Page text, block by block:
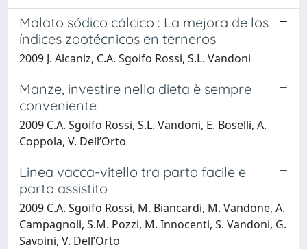
Malato sódico cálcico : La mejora de los
índices zootécnicos en terneros
2009 J. Alcaniz, C.A. Sgoifo Rossi, S.L. Vandoni
Manze, investire nella dieta è sempre
conveniente
2009 C.A. Sgoifo Rossi, S.L. Vandoni, E. Boselli, A.
Coppola, V. Dell’Orto
Linea vacca-vitello tra parto facile e
parto assistito
2009 C.A. Sgoifo Rossi, M. Biancardi, M. Vandone, A.
Campagnoli, S.M. Pozzi, M. Innocenti, S. Vandoni, G.
Savoini, V. Dell’Orto